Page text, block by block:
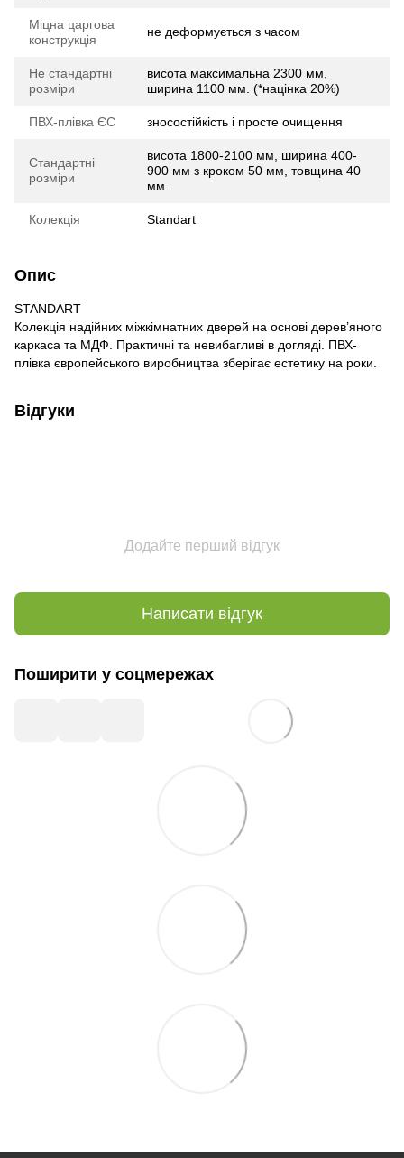
Міцна царгова
конструкція
не деформується з часом
Не стандартні
розміри
висота максимальна 2300 мм,
ширина 1100 мм. (*націнка 20%)
ПВХ-плівка ЄС зносостійкість і просте очищення
Стандартні
розміри
висота 1800-2100 мм, ширина 400-
900 мм з кроком 50 мм, товщина 40
мм.
Колекція Standart
Опис
STANDART
Колекція надійних міжкімнатних дверей на основі дерев’яного
каркаса та МДФ. Практичні та невибагливі в догляді. ПВХ-
плівка європейського виробництва зберігає естетику на роки.
Відгуки
Додайте перший відгук
Написати відгук
Поширити у соцмережах